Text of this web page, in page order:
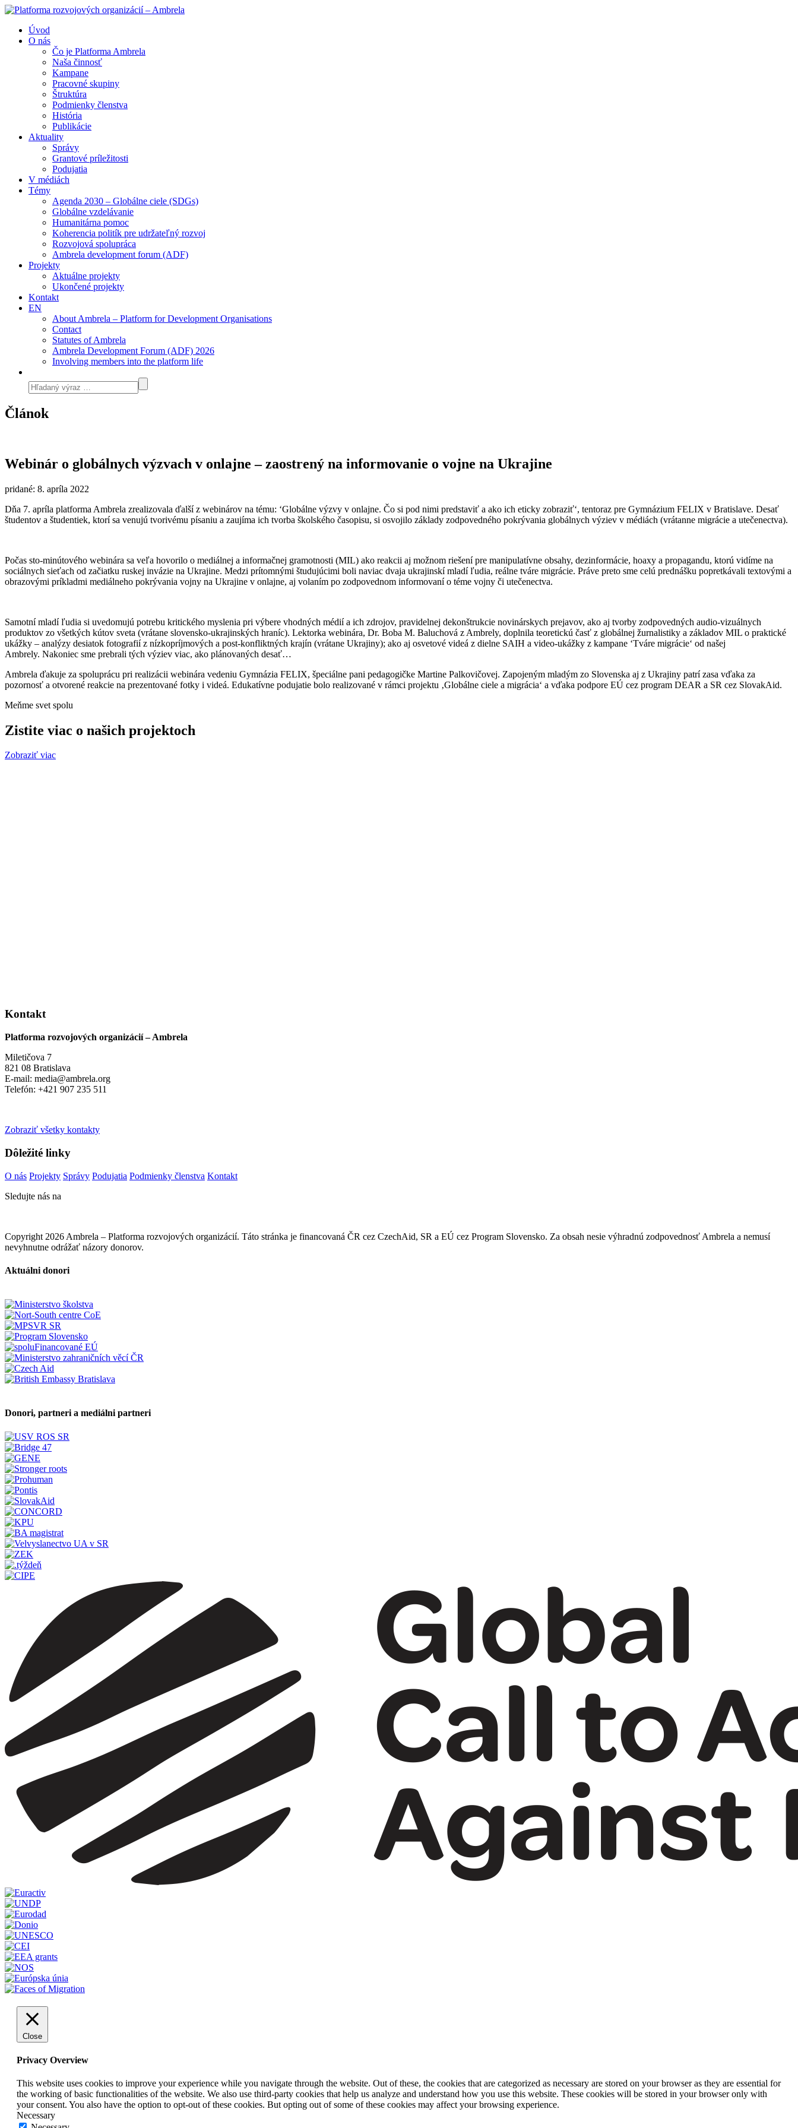
Úvod
O nás
Čo je Platforma Ambrela
Naša činnosť
Kampane
Pracovné skupiny
Štruktúra
Podmienky členstva
História
Publikácie
Aktuality
Správy
Grantové príležitosti
Podujatia
V médiách
Témy
Agenda 2030 – Globálne ciele (SDGs)
Globálne vzdelávanie
Humanitárna pomoc
Koherencia politík pre udržateľný rozvoj
Rozvojová spolupráca
Ambrela development forum (ADF)
Projekty
Aktuálne projekty
Ukončené projekty
Kontakt
EN
About Ambrela – Platform for Development Organisations
Contact
Statutes of Ambrela
Ambrela Development Forum (ADF) 2026
Involving members into the platform life
Článok
Webinár o globálnych výzvach v onlajne – zaostrený na informovanie o vojne na Ukrajine
pridané: 8. apríla 2022
Dňa 7. apríla platforma Ambrela zrealizovala ďalší z webinárov na tému: ‘Globálne výzvy v onlajne. Čo si pod nimi predstaviť a ako ich eticky zobraziť‘, tentoraz pre Gymnázium FELIX v Bratislave. Desať
študentov a študentiek, ktorí sa venujú tvorivému písaniu a zaujíma ich tvorba školského časopisu, si osvojilo základy zodpovedného pokrývania globálnych výziev v médiách (vrátanne migrácie a utečenectva).
Počas sto-minútového webinára sa veľa hovorilo o mediálnej a informačnej gramotnosti (MIL) ako reakcii aj možnom riešení pre manipulatívne obsahy, dezinformácie, hoaxy a propagandu, ktorú vidíme na
sociálnych sieťach od začiatku ruskej invázie na Ukrajine. Medzi prítomnými študujúcimi boli naviac dvaja ukrajinskí mladí ľudia, reálne tváre migrácie. Práve preto sme celú prednášku popretkávali textovými a
obrazovými príkladmi mediálneho pokrývania vojny na Ukrajine v onlajne, aj volaním po zodpovednom informovaní o téme vojny či utečenectva.
Samotní mladí ľudia si uvedomujú potrebu kritického myslenia pri výbere vhodných médií a ich zdrojov, pravidelnej dekonštrukcie novinárskych prejavov, ako aj tvorby zodpovedných audio-vizuálnych
produktov zo všetkých kútov sveta (vrátane slovensko-ukrajinských hraníc). Lektorka webinára, Dr. Boba M. Baluchová z Ambrely, doplnila teoretickú časť z globálnej žurnalistiky a základov MIL o praktické
ukážky – analýzy desiatok fotografií z nízkopríjmových a post-konfliktných krajín (vrátane Ukrajiny); ako aj osvetové videá z dielne SAIH a video-ukážky z kampane ‘Tváre migrácie‘ od našej
Ambrely. Nakoniec sme prebrali tých výziev viac, ako plánovaných desať…
Ambrela ďakuje za spoluprácu pri realizácii webinára vedeniu Gymnázia FELIX, špeciálne pani pedagogičke Martine Palkovičovej. Zapojeným mladým zo Slovenska aj z Ukrajiny patrí zasa vďaka za
pozornosť a otvorené reakcie na prezentované fotky i videá. Edukatívne podujatie bolo realizované v rámci projektu ‚Globálne ciele a migrácia‘ a vďaka podpore EÚ cez program DEAR a SR cez SlovakAid.
Meňme svet spolu
Zistite viac o našich projektoch
Zobraziť viac
Kontakt
Platforma rozvojových organizácií – Ambrela
Miletičova 7
821 08 Bratislava
E-mail: media@ambrela.org
Telefón: +421 907 235 511
Zobraziť všetky kontakty
Dôležité linky
O nás Projekty Správy Podujatia Podmienky členstva Kontakt
Sledujte nás na
Copyright 2026 Ambrela – Platforma rozvojových organizácií. Táto stránka je financovaná ČR cez CzechAid, SR a EÚ cez Program Slovensko. Za obsah nesie výhradnú zodpovednosť Ambrela a nemusí
nevyhnutne odrážať názory donorov.
Aktuálni donori
Donori, partneri a mediálni partneri
Close
Privacy Overview
This website uses cookies to improve your experience while you navigate through the website. Out of these, the cookies that are categorized as necessary are stored on your browser as they are essential for
the working of basic functionalities of the website. We also use third-party cookies that help us analyze and understand how you use this website. These cookies will be stored in your browser only with
your consent. You also have the option to opt-out of these cookies. But opting out of some of these cookies may affect your browsing experience.
Necessary